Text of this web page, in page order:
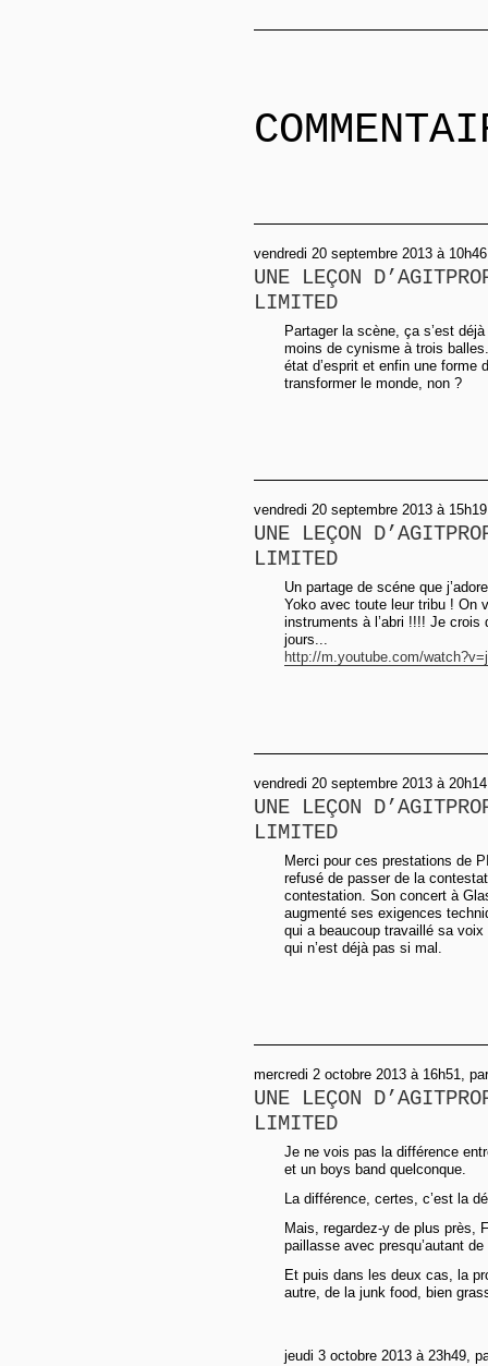
vendredi 20 septembre 2013 à
UNE LEÇON
LIMITED
Partager la scène, ça s’est
moins de cynisme à trois
état d’esprit et enfin une forme
transformer le monde, non ?
vendredi 20 septembre 2013 à
UNE LEÇON
LIMITED
Un partage de scéne que
Yoko avec toute leur tribu ! On
instruments à l’abri !!!! Je crois
jours...
http://m.youtube.com/
vendredi 20 septembre 2013 à
UNE LEÇON
LIMITED
Merci pour ces prestations de
refusé de passer de la
contestation. Son concert à
augmenté ses exigences
qui a beaucoup travaillé sa
qui n’est déjà pas si mal.
mercredi 2 octobre 2013 à 16h51,
UNE LEÇON
LIMITED
Je ne vois pas la différence
et un boys band quelconque.
La différence, certes, c’est la
Mais, regardez-y de plus près,
paillasse avec presqu’autant
Et puis dans les deux cas, la
autre, de la junk food, bien
jeudi 3 octobre 2013 à 23h49,